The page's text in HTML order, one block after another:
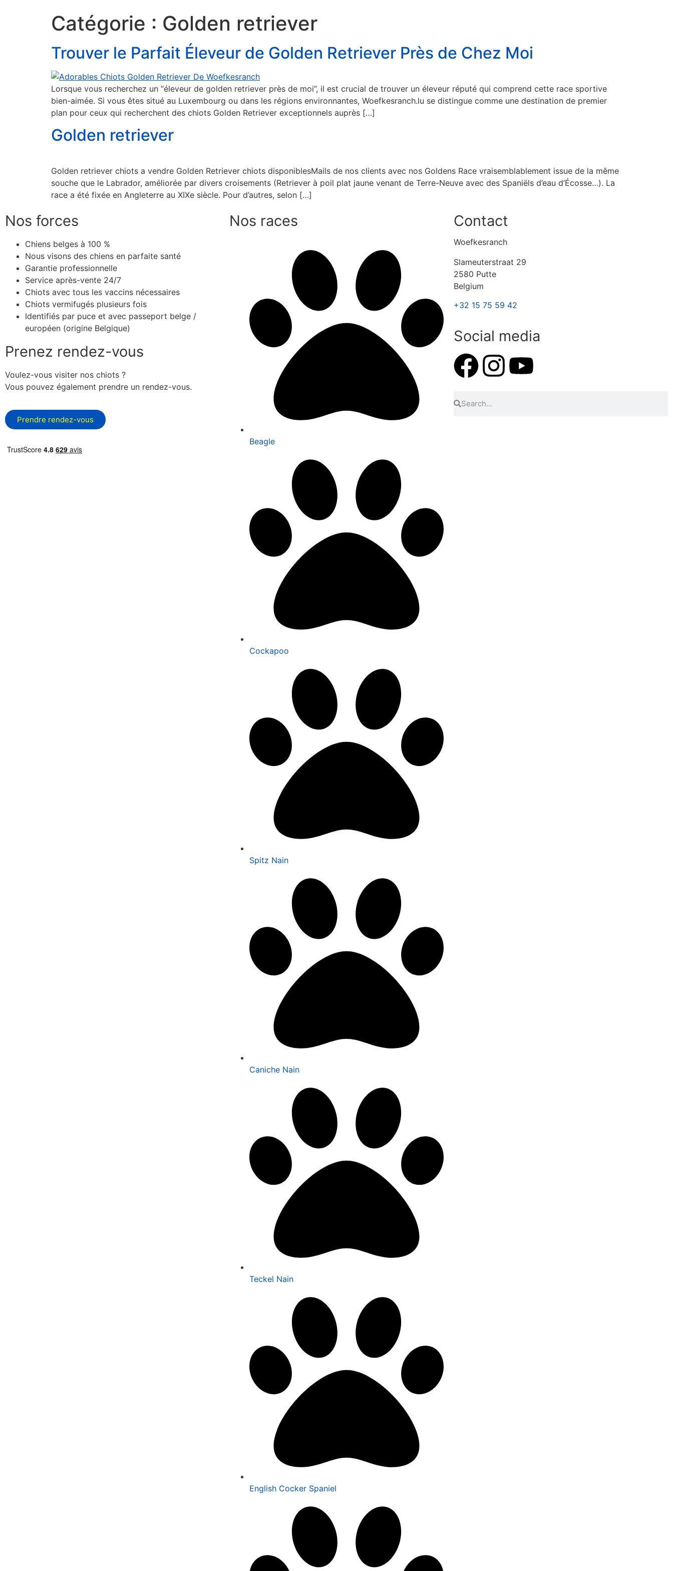
Catégorie : Golden retriever
Trouver le Parfait Éleveur de Golden Retriever Près de Chez Moi
Lorsque vous recherchez un “éleveur de golden retriever près de moi”, il est crucial de trouver un éleveur réputé qui comprend cette race sportive
bien-aimée. Si vous êtes situé au Luxembourg ou dans les régions environnantes, Woefkesranch.lu se distingue comme une destination de premier
plan pour ceux qui recherchent des chiots Golden Retriever exceptionnels auprès […]
Golden retriever
Golden retriever chiots a vendre Golden Retriever chiots disponiblesMails de nos clients avec nos Goldens Race vraisemblablement issue de la même
souche que le Labrador, améliorée par divers croisements (Retriever à poil plat jaune venant de Terre-Neuve avec des Spaniëls d’eau d’Écosse…). La
race a été fixée en Angleterre au XIXe siècle. Pour d’autres, selon […]
Nos forces
Chiens belges à 100 %
Nous visons des chiens en parfaite santé
Garantie professionnelle
Service après-vente 24/7
Chiots avec tous les vaccins nécessaires
Chiots vermifugés plusieurs fois
Identifiés par puce et avec passeport belge /
européen (origine Belgique)
Prenez rendez-vous
Voulez-vous visiter nos chiots ?
Vous pouvez également prendre un rendez-vous.
Prendre rendez-vous
Nos races
Beagle
Cockapoo
Spitz Nain
Caniche Nain
Teckel Nain
English Cocker Spaniel
Contact
Woefkesranch
Slameuterstraat 29
2580 Putte
Belgium
+32 15 75 59 42
Social media